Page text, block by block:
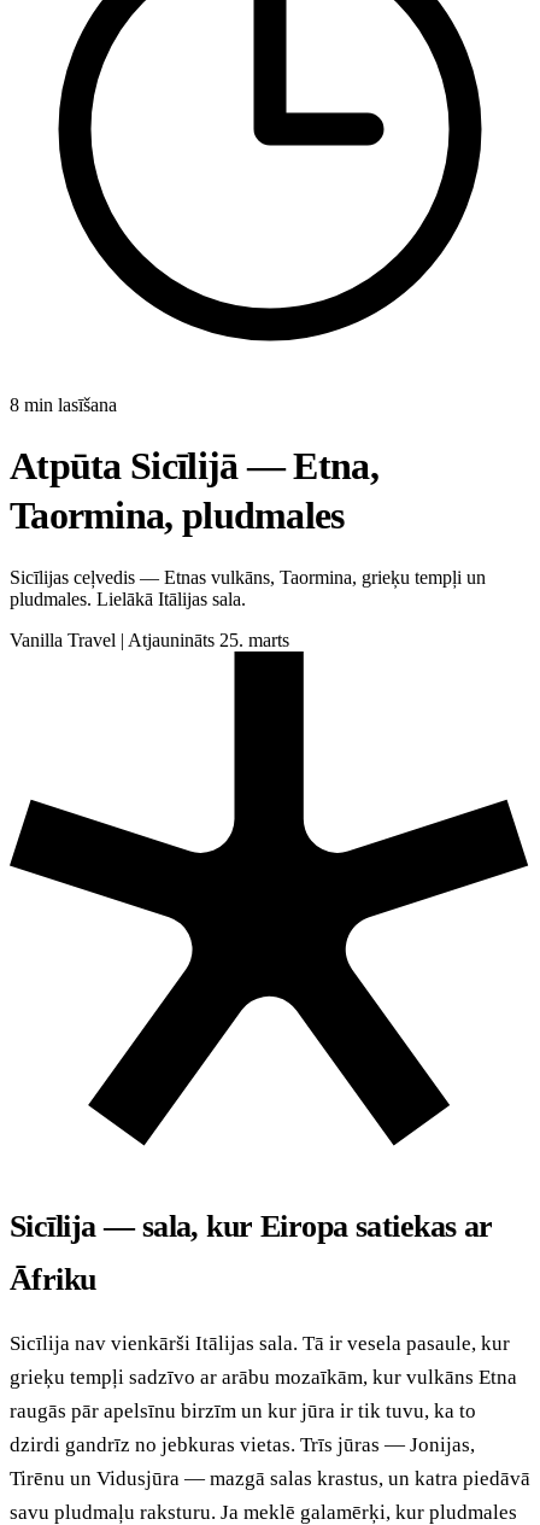
8 min lasīšana
Atpūta Sicīlijā — Etna,
Taormina, pludmales
Sicīlijas ceļvedis — Etnas vulkāns, Taormina, grieķu tempļi un
pludmales. Lielākā Itālijas sala.
Vanilla Travel | Atjaunināts 25. marts
Sicīlija — sala, kur Eiropa satiekas ar
Āfriku
Sicīlija nav vienkārši Itālijas sala. Tā ir vesela pasaule, kur
grieķu tempļi sadzīvo ar arābu mozaīkām, kur vulkāns Etna
raugās pār apelsīnu birzīm un kur jūra ir tik tuvu, ka to
dzirdi gandrīz no jebkuras vietas. Trīs jūras — Jonijas,
Tirēnu un Vidusjūra — mazgā salas krastus, un katra piedāvā
savu pludmaļu raksturu. Ja meklē galamērķi, kur pludmales